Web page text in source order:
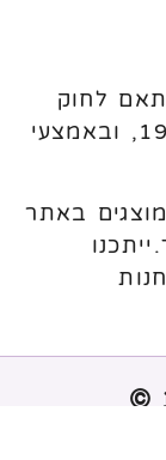
לחוק
הגנת הצרכן בישראל, תשמ"א-1981, ובאמצעי
באתר
©